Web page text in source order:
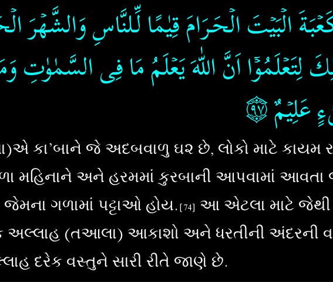
الۡبَيۡتَ الۡحَـرَامَ قِيٰمًا لِّـلنَّاسِ وَالشَّهۡرَ
لِتَعۡلَمُوۡۤا اَنَّ اللّٰهَ يَعۡلَمُ مَا فِى السَّمٰوٰتِ
عَلِيۡمٌ‏۝٩٧
કા’બાને જે અદબવાળુ ઘ૨ છે, લોકો માટે કાયમ
મહિનાને અને હરમમાં કુરબાની આપવામાં
ગળામાં પટ્ટાઓ હોય.[74] આ એટલા માટે
અલ્લાહ (તઆલા) આકાશો અને ધરતીની
દરેક વસ્તુને સારી રીતે જાણે છે.